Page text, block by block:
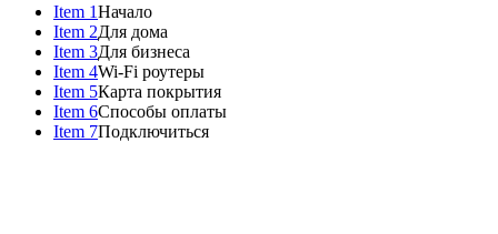
Item 1Начало
Item 2Для дома
Item 3Для бизнеса
Item 4Wi-Fi роутеры
Item 5Карта покрытия
Item 6Способы оплаты
Item 7Подключиться